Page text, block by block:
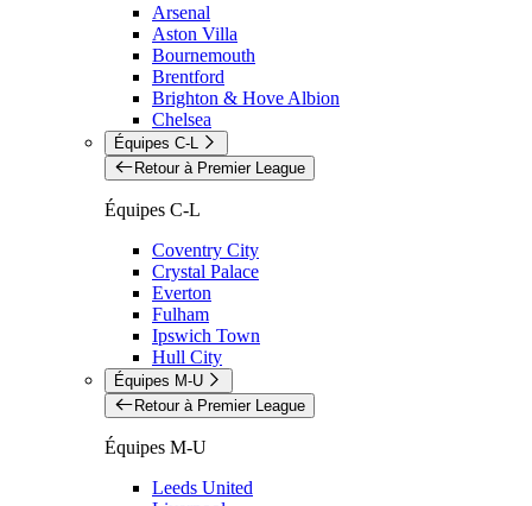
Arsenal
Aston Villa
Bournemouth
Brentford
Brighton & Hove Albion
Chelsea
Équipes C-L
Retour à Premier League
Équipes C-L
Coventry City
Crystal Palace
Everton
Fulham
Ipswich Town
Hull City
Équipes M-U
Retour à Premier League
Équipes M-U
Leeds United